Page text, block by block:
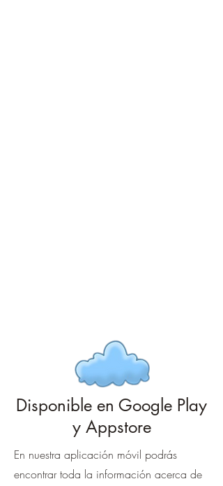
Disponible en Google Play
y Appstore
En nuestra aplicación móvil podrás
encontrar toda la información acerca de